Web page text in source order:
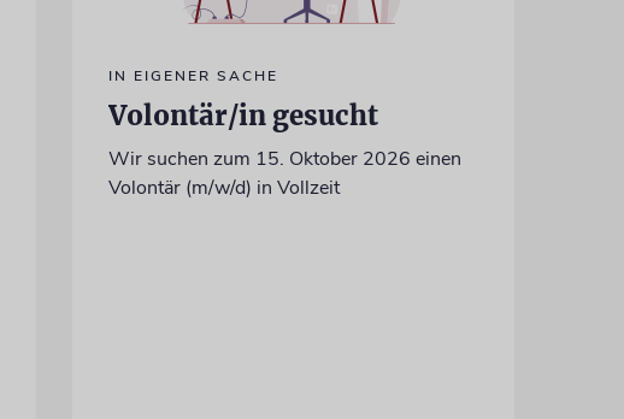
IN EIGENER SACHE
Volontär/in gesucht
Wir suchen zum 15. Oktober 2026 einen
Volontär (m/w/d) in Vollzeit